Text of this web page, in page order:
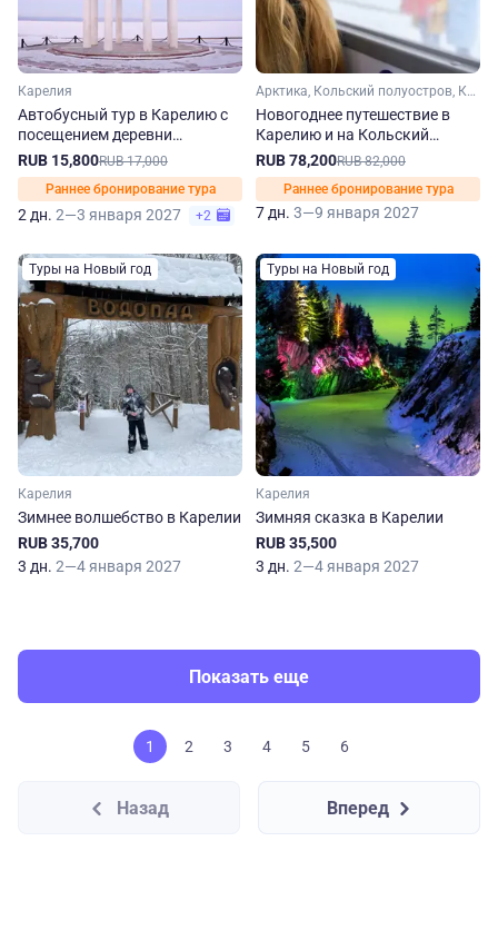
Карелия
Автобусный тур в Карелию с
посещением деревни
Киндасово
RUB 15,800RUB 17,000
Раннее бронирование тура
2 дн. 2—3 января 2027 +2
Арктика, Кольский полуостров, Карелия, Мурманская область
Новогоднее путешествие в
Карелию и на Кольский
полуостров из Санкт-
Петербурга
RUB 78,200RUB 82,000
Раннее бронирование тура
7 дн. 3—9 января 2027
Туры на Новый год
Карелия
Зимнее волшебство в Карелии
RUB 35,700
3 дн. 2—4 января 2027
Туры на Новый год
Карелия
Зимняя сказка в Карелии
RUB 35,500
3 дн. 2—4 января 2027
Показать еще
1 2 3 4 5 6
Назад Вперед